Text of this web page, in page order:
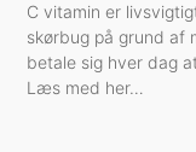
C vitamin er
skørbug på grund af
betale sig hver dag
Læs med her…